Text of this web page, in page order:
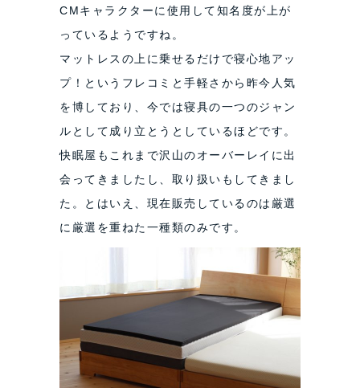
CMキャラクターに使用して知名度が上が
っているようですね。
マットレスの上に乗せるだけで寝心地アッ
プ！というフレコミと手軽さから昨今人気
を博しており、今では寝具の一つのジャン
ルとして成り立とうとしているほどです。
快眠屋もこれまで沢山のオーバーレイに出
会ってきましたし、取り扱いもしてきまし
た。とはいえ、現在販売しているのは厳選
に厳選を重ねた一種類のみです。